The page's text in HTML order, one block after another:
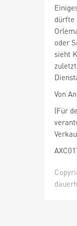
dürfte
oder
sieht
Von
(Für